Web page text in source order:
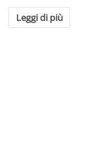
Leggi di più